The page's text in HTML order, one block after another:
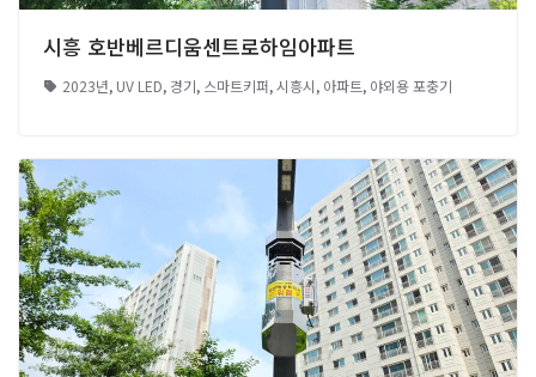
시흥 호반베르디움센트로하임아파트
2023년, UV LED, 경기, 스마트키퍼,시흥시, 아파트, 야외용 포충기